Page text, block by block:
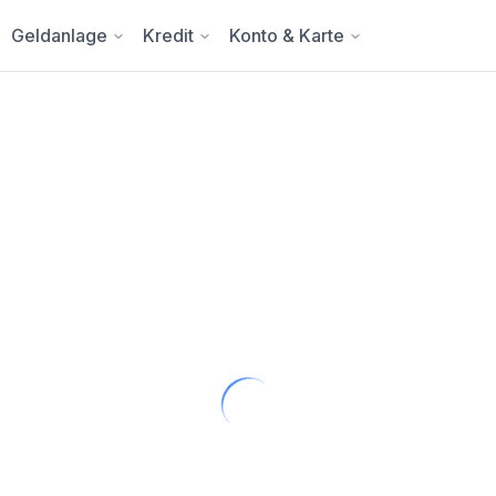
Geldanlage Kredit Konto & Karte